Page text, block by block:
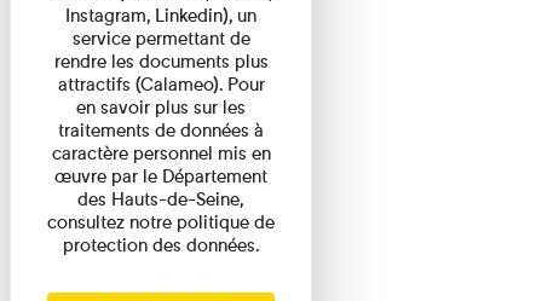
Instagram, Linkedin), un
service permettant de
rendre les documents plus
attractifs (Calameo). Pour
en savoir plus sur les
traitements de données à
caractère personnel mis en
œuvre par le Département
des Hauts-de-Seine,
consultez notre politique de
protection des données.